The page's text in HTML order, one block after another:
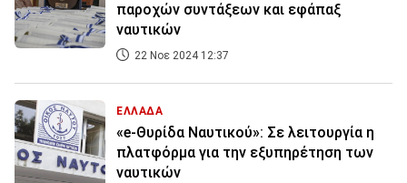
παροχών συντάξεων και εφάπαξ
ναυτικών
22 Νοε 2024 12:37
ΕΛΛΑΔΑ
«e-Θυρίδα Ναυτικού»: Σε λειτουργία η
πλατφόρμα για την εξυπηρέτηση των
ναυτικών